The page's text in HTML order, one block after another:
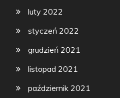
luty 2022
styczeń 2022
grudzień 2021
listopad 2021
październik 2021